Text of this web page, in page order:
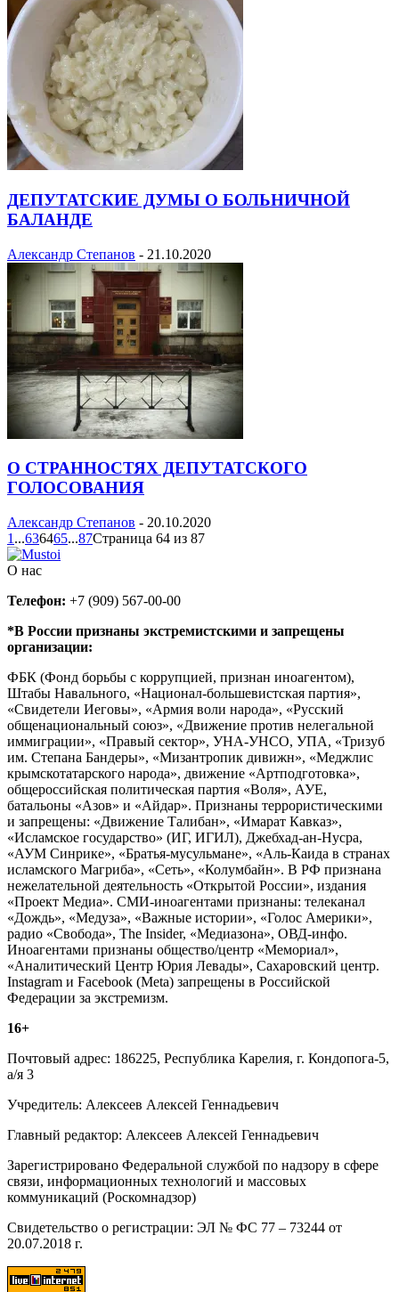
ДЕПУТАТСКИЕ ДУМЫ О БОЛЬНИЧНОЙ
БАЛАНДЕ
Александр Степанов - 21.10.2020
О СТРАННОСТЯХ ДЕПУТАТСКОГО
ГОЛОСОВАНИЯ
Александр Степанов - 20.10.2020
1 ...636465...87Страница 64 из 87
О нас
Телефон: +7 (909) 567-00-00
*В России признаны экстремистскими и запрещены
организации:
ФБК (Фонд борьбы с коррупцией, признан иноагентом),
Штабы Навального, «Национал-большевистская партия»,
«Свидетели Иеговы», «Армия воли народа», «Русский
общенациональный союз», «Движение против нелегальной
иммиграции», «Правый сектор», УНА-УНСО, УПА, «Тризуб
им. Степана Бандеры», «Мизантропик дивижн», «Меджлис
крымскотатарского народа», движение «Артподготовка»,
общероссийская политическая партия «Воля», АУЕ,
батальоны «Азов» и «Айдар». Признаны террористическими
и запрещены: «Движение Талибан», «Имарат Кавказ»,
«Исламское государство» (ИГ, ИГИЛ), Джебхад-ан-Нусра,
«АУМ Синрике», «Братья-мусульмане», «Аль-Каида в странах
исламского Магриба», «Сеть», «Колумбайн». В РФ признана
нежелательной деятельность «Открытой России», издания
«Проект Медиа». СМИ-иноагентами признаны: телеканал
«Дождь», «Медуза», «Важные истории», «Голос Америки»,
радио «Свобода», The Insider, «Медиазона», ОВД-инфо.
Иноагентами признаны общество/центр «Мемориал»,
«Аналитический Центр Юрия Левады», Сахаровский центр.
Instagram и Facebook (Metа) запрещены в Российской
Федерации за экстремизм.
16+
Почтовый адрес: 186225, Республика Карелия, г. Кондопога-5,
а/я 3
Учредитель: Алексеев Алексей Геннадьевич
Главный редактор: Алексеев Алексей Геннадьевич
Зарегистрировано Федеральной службой по надзору в сфере
связи, информационных технологий и массовых
коммуникаций (Роскомнадзор)
Свидетельство о регистрации: ЭЛ № ФС 77 – 73244 от
20.07.2018 г.